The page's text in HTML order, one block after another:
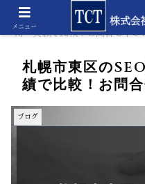
ホーム ブログ
用・実績で比較！お問合せ下さ
札幌市東区の
績で比較！お問合
ブログ
メニュー